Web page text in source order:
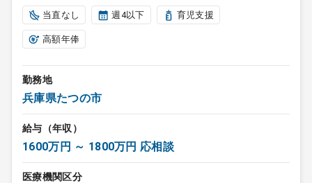
当直なし 週4以下 育児支援
高額年俸
勤務地
兵庫県たつの市
給与（年収）
1600万円 ～ 1800万円 応相談
医療機関区分